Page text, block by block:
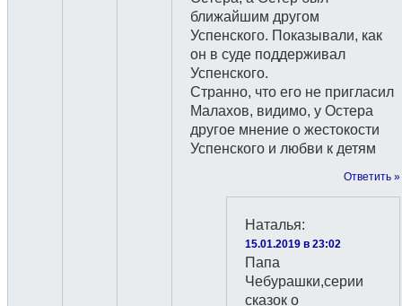
ближайшим другом
Успенского. Показывали, как
он в суде поддерживал
Успенского.
Странно, что его не пригласил
Малахов, видимо, у Остера
другое мнение о жестокости
Успенского и любви к детям
Ответить »
Наталья:
15.01.2019 в 23:02
Папа
Чебурашки,серии
сказок о